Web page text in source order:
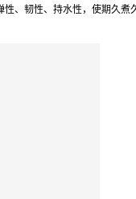
、韧性、持水性，使期久煮